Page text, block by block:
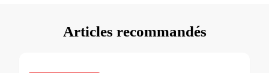
Articles recommandés